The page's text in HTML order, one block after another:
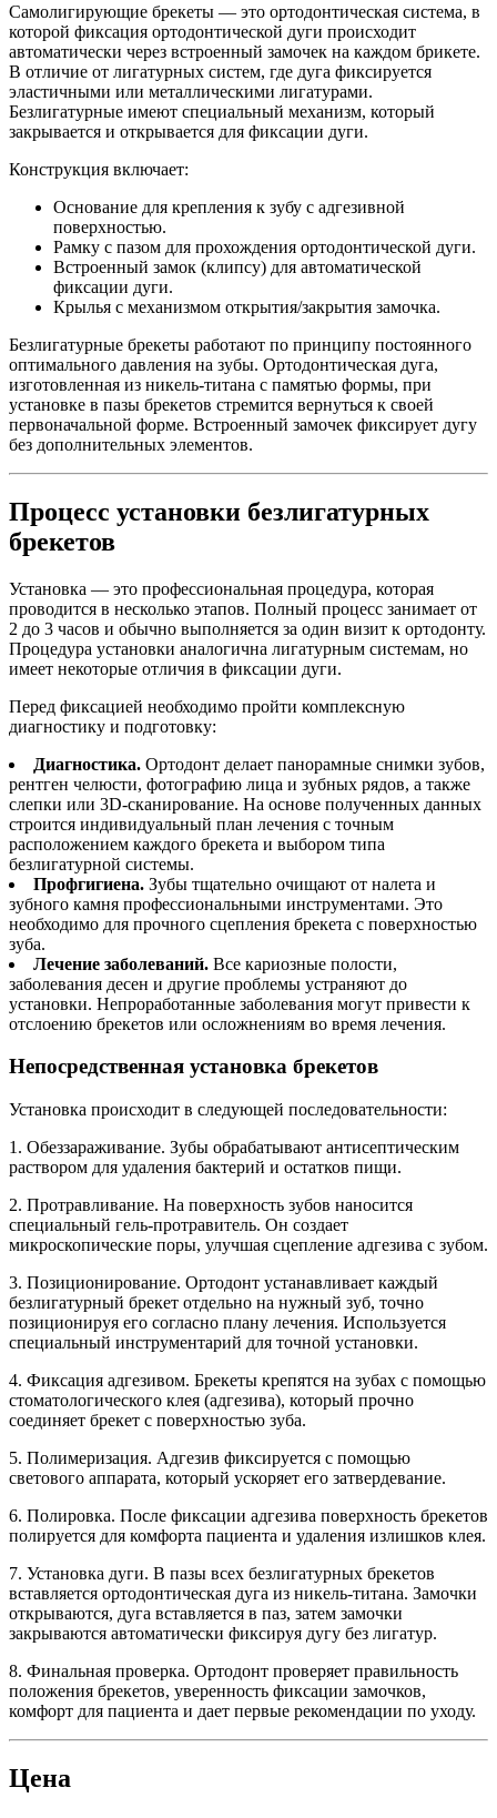
Самолигирующие брекеты — это ортодонтическая система, в
которой фиксация ортодонтической дуги происходит
автоматически через встроенный замочек на каждом брикете.
В отличие от лигатурных систем, где дуга фиксируется
эластичными или металлическими лигатурами.
Безлигатурные имеют специальный механизм, который
закрывается и открывается для фиксации дуги.
Конструкция включает:
Основание для крепления к зубу с адгезивной
поверхностью.
Рамку с пазом для прохождения ортодонтической дуги.
Встроенный замок (клипсу) для автоматической
фиксации дуги.
Крылья с механизмом открытия/закрытия замочка.
Безлигатурные брекеты работают по принципу постоянного
оптимального давления на зубы. Ортодонтическая дуга,
изготовленная из никель-титана с памятью формы, при
установке в пазы брекетов стремится вернуться к своей
первоначальной форме. Встроенный замочек фиксирует дугу
без дополнительных элементов.
Процесс установки безлигатурных
брекетов
Установка — это профессиональная процедура, которая
проводится в несколько этапов. Полный процесс занимает от
2 до 3 часов и обычно выполняется за один визит к ортодонту.
Процедура установки аналогична лигатурным системам, но
имеет некоторые отличия в фиксации дуги.
Перед фиксацией необходимо пройти комплексную
диагностику и подготовку:
Диагностика. Ортодонт делает панорамные снимки зубов,
рентген челюсти, фотографию лица и зубных рядов, а также
слепки или 3D-сканирование. На основе полученных данных
строится индивидуальный план лечения с точным
расположением каждого брекета и выбором типа
безлигатурной системы.
Профгигиена. Зубы тщательно очищают от налета и
зубного камня профессиональными инструментами. Это
необходимо для прочного сцепления брекета с поверхностью
зуба.
Лечение заболеваний. Все кариозные полости,
заболевания десен и другие проблемы устраняют до
установки. Непроработанные заболевания могут привести к
отслоению брекетов или осложнениям во время лечения.
Непосредственная установка брекетов
Установка происходит в следующей последовательности:
1. Обеззараживание. Зубы обрабатывают антисептическим
раствором для удаления бактерий и остатков пищи.
2. Протравливание. На поверхность зубов наносится
специальный гель-протравитель. Он создает
микроскопические поры, улучшая сцепление адгезива с зубом.
3. Позиционирование. Ортодонт устанавливает каждый
безлигатурный брекет отдельно на нужный зуб, точно
позиционируя его согласно плану лечения. Используется
специальный инструментарий для точной установки.
4. Фиксация адгезивом. Брекеты крепятся на зубах с помощью
стоматологического клея (адгезива), который прочно
соединяет брекет с поверхностью зуба.
5. Полимеризация. Адгезив фиксируется с помощью
светового аппарата, который ускоряет его затвердевание.
6. Полировка. После фиксации адгезива поверхность брекетов
полируется для комфорта пациента и удаления излишков клея.
7. Установка дуги. В пазы всех безлигатурных брекетов
вставляется ортодонтическая дуга из никель-титана. Замочки
открываются, дуга вставляется в паз, затем замочки
закрываются автоматически фиксируя дугу без лигатур.
8. Финальная проверка. Ортодонт проверяет правильность
положения брекетов, уверенность фиксации замочков,
комфорт для пациента и дает первые рекомендации по уходу.
Цена